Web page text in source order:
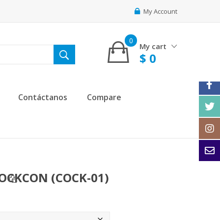
My Account
My cart
0
$ 0
Contáctanos Compare
(COCK-01)